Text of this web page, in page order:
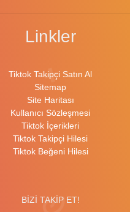
Linkler
Tiktok Takipçi Satın Al
Sitemap
Site Haritası
Kullanıcı Sözleşmesi
Tiktok İçerikleri
Tiktok Takipçi Hilesi
Tiktok Beğeni Hilesi
BİZİ TAKİP ET!